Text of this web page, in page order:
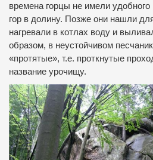
времена горцы не имели удобного
гор в долину. Позже они нашли
нагревали в котлах воду и
образом, в неустойчивом
«протятые», т.е. проткнутые
название урочищу.